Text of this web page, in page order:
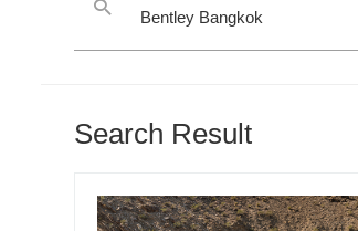
Search Result